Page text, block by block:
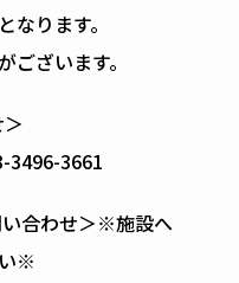
なります。
ございます。
3496-3661
合わせ＞※施設へ
※